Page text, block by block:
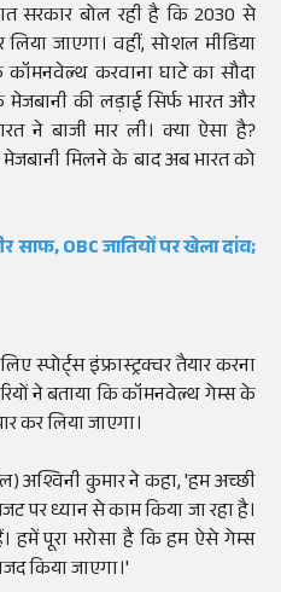
सरकार बोल रही है कि 2030 से
लिया जाएगा। वहीं, सोशल मीडिया
करवाना घाटे का सौदा
मेजबानी की लड़ाई सिर्फ भारत और
ने बाजी मार ली। क्या ऐसा है?
मिलने के बाद अब भारत को
साफ, OBC जातियों पर खेला दांव;
इंफ्रास्ट्रक्चर तैयार करना
ने बताया कि कॉमनवेल्थ गेम्स के
कर लिया जाएगा।
अश्विनी कुमार ने कहा, 'हम अच्छी
पर ध्यान से काम किया जा रहा है।
हमें पूरा भरोसा है कि हम ऐसे गेम्स
किया जाएगा।'